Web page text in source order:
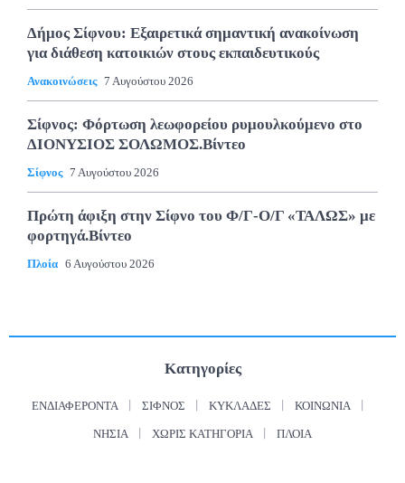
Δήμος Σίφνου: Εξαιρετικά σημαντική ανακοίνωση
για διάθεση κατοικιών στους εκπαιδευτικούς
Ανακοινώσεις 7 Αυγούστου 2026
Σίφνος: Φόρτωση λεωφορείου ρυμουλκούμενο στο
ΔΙΟΝΥΣΙΟΣ ΣΟΛΩΜΟΣ.Βίντεο
Σίφνος 7 Αυγούστου 2026
Πρώτη άφιξη στην Σίφνο του Φ/Γ-Ο/Γ «ΤΑΛΩΣ» με
φορτηγά.Βίντεο
Πλοία 6 Αυγούστου 2026
Κατηγορίες
ΕΝΔΙΑΦΈΡΟΝΤΑ ΣΊΦΝΟΣ ΚΥΚΛΆΔΕΣ ΚΟΙΝΩΝΊΑ
ΝΗΣΙΆ ΧΩΡΊΣ ΚΑΤΗΓΟΡΊΑ ΠΛΟΊΑ